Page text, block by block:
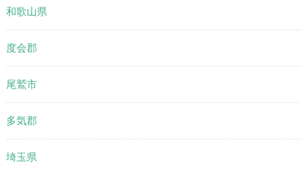
和歌山県
度会郡
尾鷲市
多気郡
埼玉県